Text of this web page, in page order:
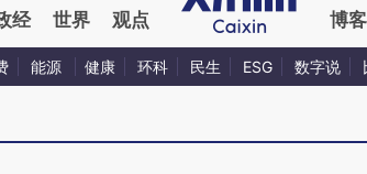
经 世界 观点 博客
能源 健康 环科 民生 ESG 数字说